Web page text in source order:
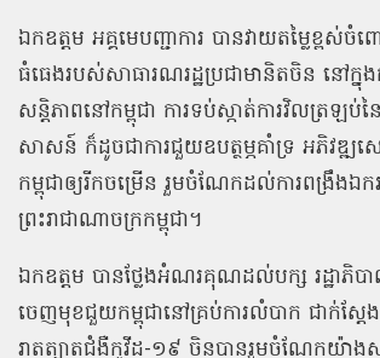
ឯកឧត្តម អគ្គមេបញ្ជាការ បានវាយតម្លៃខ្ពស់
ធំធេងរបស់សាធារណរដ្ឋប្រជាមានិតចិន នៅក្នុង
សន្តិភាពនៅកម្ពុជា ការទប់ស្កាត់ការវិលត្រឡ
សាសន៍ ក៏ដូចជាការជួយឧបត្ថម្ភគាំទ្រ អភិវឌ្ឍស
កម្ពុជាឲ្យរីកចម្រើន រួមចំណែកដល់ការពង្រឹងឯក
ព្រះរាជាណាចក្រកម្ពុជា។
ឯកឧត្តម បានថ្លែងអំណរគុណដល់បក្ស រដ្ឋាភិ
ចេញមុខជួយកម្ពុជានៅគ្រប់ការលំបាក ជាក់ស្តែ
រាតត្បាតជំងឺកូវីដ-១៩ ចិនបានរួមចំណែកយ៉ាងស